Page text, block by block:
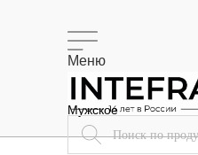
Меню
Мужское